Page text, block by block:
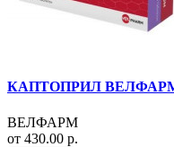
КАПТОПРИЛ
ВЕЛФАРМ
от 430.00 р.